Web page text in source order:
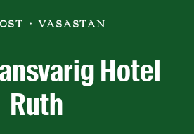
· VASASTAN
Hotel
Ruth